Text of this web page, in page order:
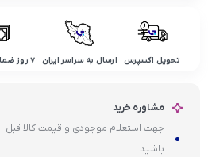
تحویل اکسپرس ارسال به سراسر ایران ۷ روز ضمانت بازگشت
مشاوره خرید
جهت استعلام موجودی و قیمت کالا قبل از
باشید.